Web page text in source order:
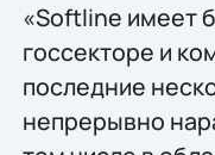
«Softline имеет
госсекторе и
последние
непрерывно